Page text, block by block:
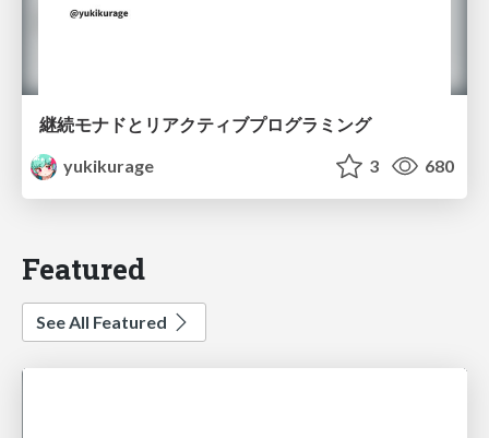
継続モナドとリアクティブプログラミング
yukikurage
3 680
Featured
See All Featured